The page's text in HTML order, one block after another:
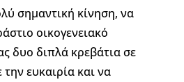
σημαντική κίνηση, να
οικογενειακό
δυο διπλά κρεβάτια σε
την ευκαιρία και να